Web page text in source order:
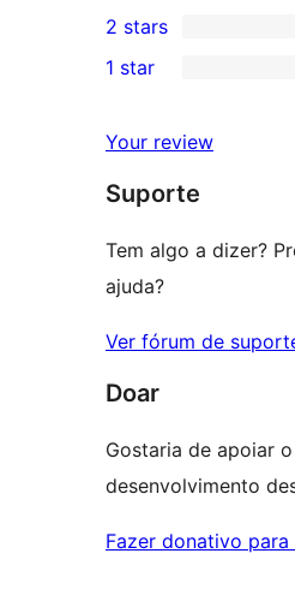
reviews
star
reviews
3-
star
2-
reviews
2 stars
star
reviews
1 star
Your review
Suporte
Tem algo a dizer?
ajuda?
Ver fórum de
Doar
Gostaria de apoiar o
desenvolvimento
Fazer donativo